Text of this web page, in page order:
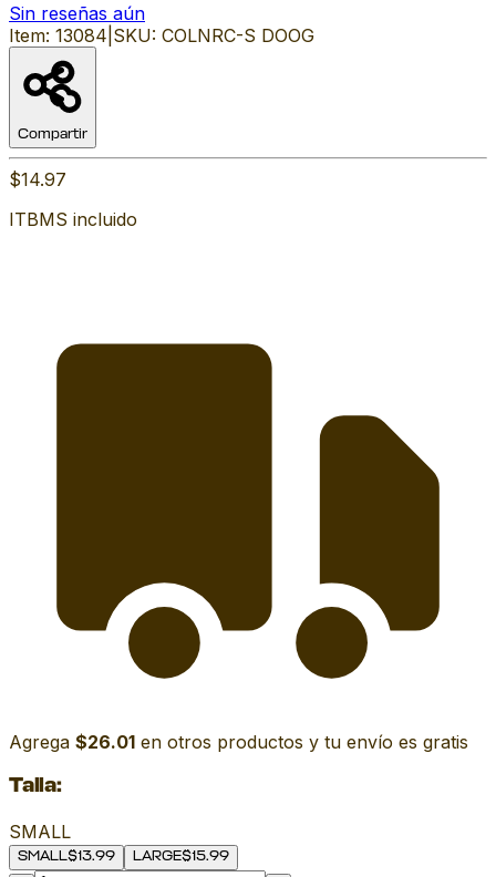
Sin reseñas aún
Item: 13084 SKU: COLNRC-S DOOG
Compartir
$14.97
ITBMS incluido
Agrega $26.01 en otros productos y tu envío es gratis
Talla:
SMALL
SMALL$13.99 LARGE$15.99